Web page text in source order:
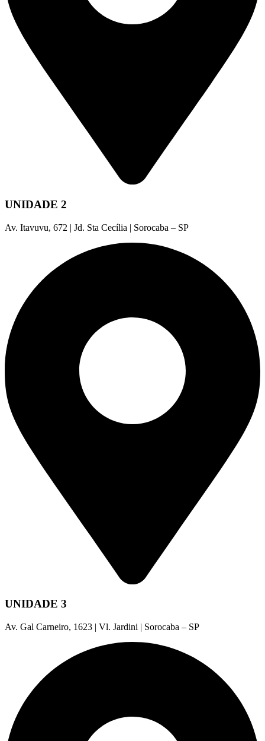
UNIDADE 2
Av. Itavuvu, 672 | Jd. Sta Cecília | Sorocaba – SP
UNIDADE 3
Av. Gal Carneiro, 1623 | Vl. Jardini | Sorocaba – SP